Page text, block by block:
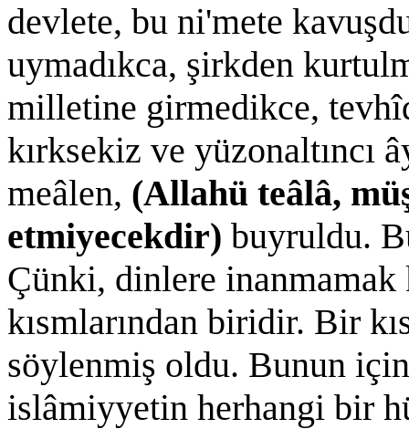
devlete, bu ni'mete
uymadıkca, şirkden
milletine girmedikce,
kırksekiz ve yüzonaltıncı
meâlen, (Allahü teâlâ,
etmiyecekdir) buyruldu.
Çünki, dinlere
kısmlarından biridir. Bir
söylenmiş oldu. Bunun
islâmiyyetin herhangi bir